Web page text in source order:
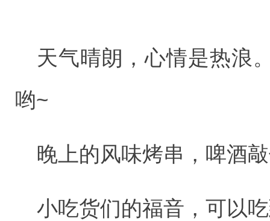
天气晴朗，心情是热浪
哟~
晚上的风味烤串，啤酒
小吃货们的福音，可以